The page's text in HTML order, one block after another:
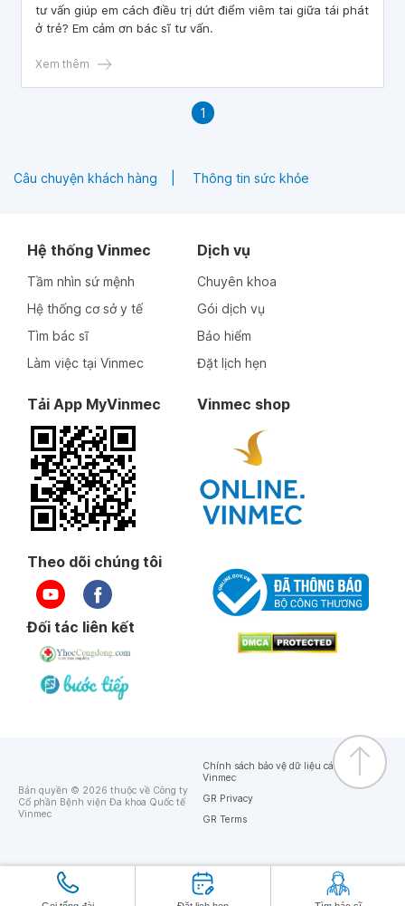
tư vấn giúp em cách điều trị dứt điểm viêm tai giữa tái phát
ở trẻ? Em cảm ơn bác sĩ tư vấn.
Xem thêm
1
Câu chuyện khách hàng Thông tin sức khỏe
Hệ thống Vinmec
Tầm nhìn sứ mệnh
Hệ thống cơ sở y tế
Tìm bác sĩ
Làm việc tại Vinmec
Dịch vụ
Chuyên khoa
Gói dịch vụ
Bảo hiểm
Đặt lịch hẹn
Tải App MyVinmec Vinmec shop
Theo dõi chúng tôi
Đối tác liên kết
Bản quyền © 2026 thuộc về Công ty
Cổ phần Bệnh viện Đa khoa Quốc tế
Vinmec
Chính sách bảo vệ dữ liệu cá nhân của
Vinmec
GR Privacy
GR Terms